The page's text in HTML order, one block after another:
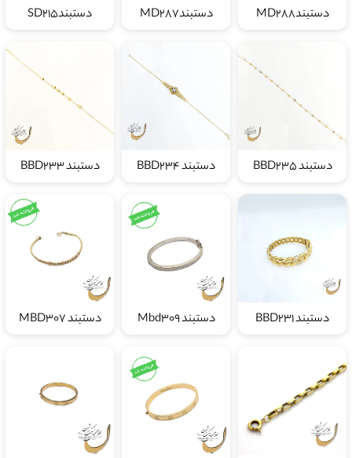
دستبندMD288 دستبندMD287 دستبندSD215
دستبند BBD235 دستبند BBD234 دستبند BBD233
دستبند BBD231 دستبند Mbd309 دستبند MBD307